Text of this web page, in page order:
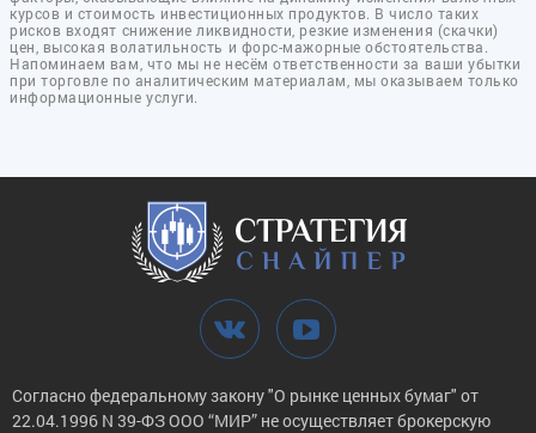
курсов и стоимость инвестиционных продуктов. В число таких
рисков входят снижение ликвидности, резкие изменения (скачки)
цен, высокая волатильность и форс-мажорные обстоятельства.
Напоминаем вам, что мы не несём ответственности за ваши убытки
при торговле по аналитическим материалам, мы оказываем только
информационные услуги.
Согласно федеральному закону "О рынке ценных бумаг" от
22.04.1996 N 39-ФЗ ООО “МИР” не осуществляет брокерскую